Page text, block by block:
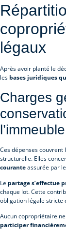
légaux
Après avoir planté le
les bases juridiques
Charges
l’immeuble
Ces dépenses couvrent
structurelle. Elles
couranteassurée par
Le partage s’effectue
chaque lot. Cette
obligation légale stricte
Aucun copropriétaire
participer